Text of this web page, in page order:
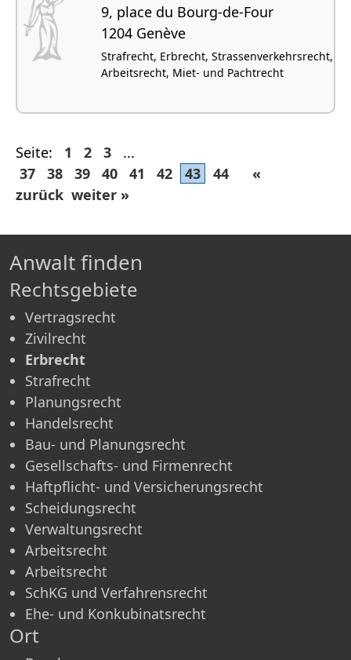
9, place du Bourg-de-Four
1204 Genève
Strafrecht, Erbrecht, Strassenverkehrsrecht,
Arbeitsrecht, Miet- und Pachtrecht
Seite: 1 2 3
...
37
38 39 40 41 42 43 44
«
zurück weiter »
Anwalt finden
Rechtsgebiete
Vertragsrecht
Zivilrecht
Erbrecht
Strafrecht
Planungsrecht
Handelsrecht
Bau- und Planungsrecht
Gesellschafts- und Firmenrecht
Haftpflicht- und Versicherungsrecht
Scheidungsrecht
Verwaltungsrecht
Arbeitsrecht
Arbeitsrecht
SchKG und Verfahrensrecht
Ehe- und Konkubinatsrecht
Ort